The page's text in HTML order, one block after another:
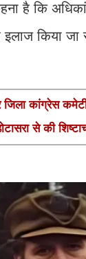
है कि
किया जा
जिला कांग्रेस
से की